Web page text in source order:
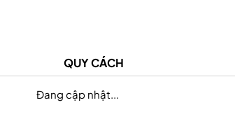
QUY CÁCH
Đang cập nhật...